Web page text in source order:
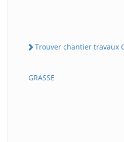
Trouver chantier travaux
GRASSE